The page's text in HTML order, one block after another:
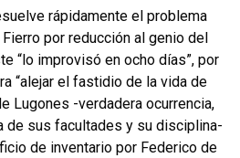
rápidamente el problema
por reducción al genio del
“lo impro­visó en ocho días”, por
“alejar el fastidio de la vida de
Lugones -verdadera ocurrencia,
de sus facultades y su disciplina-
de in­ventario por Federico de